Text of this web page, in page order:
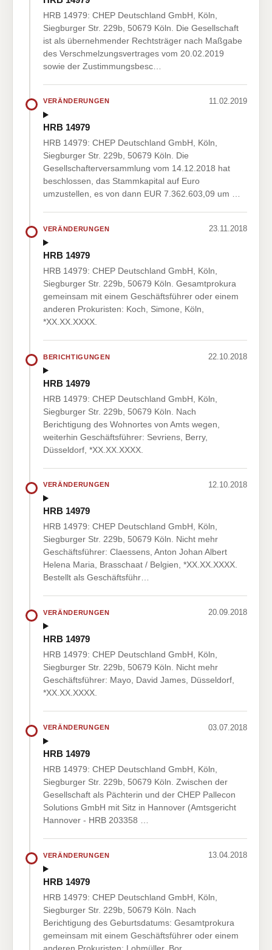
HRB 14979: CHEP Deutschland GmbH, Köln,
Siegburger Str. 229b, 50679 Köln. Die Gesellschaft
ist als übernehmender Rechtsträger nach Maßgabe
des Verschmelzungsvertrages vom 20.02.2019
sowie der Zustimmungsbesc…
VERÄNDERUNGEN 11.02.2019
HRB 14979
HRB 14979: CHEP Deutschland GmbH, Köln,
Siegburger Str. 229b, 50679 Köln. Die
Gesellschafterversammlung vom 14.12.2018 hat
beschlossen, das Stammkapital auf Euro
umzustellen, es von dann EUR 7.362.603,09 um …
VERÄNDERUNGEN 23.11.2018
HRB 14979
HRB 14979: CHEP Deutschland GmbH, Köln,
Siegburger Str. 229b, 50679 Köln. Gesamtprokura
gemeinsam mit einem Geschäftsführer oder einem
anderen Prokuristen: Koch, Simone, Köln,
*XX.XX.XXXX.
BERICHTIGUNGEN 22.10.2018
HRB 14979
HRB 14979: CHEP Deutschland GmbH, Köln,
Siegburger Str. 229b, 50679 Köln. Nach
Berichtigung des Wohnortes von Amts wegen,
weiterhin Geschäftsführer: Sevriens, Berry,
Düsseldorf, *XX.XX.XXXX.
VERÄNDERUNGEN 12.10.2018
HRB 14979
HRB 14979: CHEP Deutschland GmbH, Köln,
Siegburger Str. 229b, 50679 Köln. Nicht mehr
Geschäftsführer: Claessens, Anton Johan Albert
Helena Maria, Brasschaat / Belgien, *XX.XX.XXXX.
Bestellt als Geschäftsführ…
VERÄNDERUNGEN 20.09.2018
HRB 14979
HRB 14979: CHEP Deutschland GmbH, Köln,
Siegburger Str. 229b, 50679 Köln. Nicht mehr
Geschäftsführer: Mayo, David James, Düsseldorf,
*XX.XX.XXXX.
VERÄNDERUNGEN 03.07.2018
HRB 14979
HRB 14979: CHEP Deutschland GmbH, Köln,
Siegburger Str. 229b, 50679 Köln. Zwischen der
Gesellschaft als Pächterin und der CHEP Pallecon
Solutions GmbH mit Sitz in Hannover (Amtsgericht
Hannover - HRB 203358 …
VERÄNDERUNGEN 13.04.2018
HRB 14979
HRB 14979: CHEP Deutschland GmbH, Köln,
Siegburger Str. 229b, 50679 Köln. Nach
Berichtigung des Geburtsdatums: Gesamtprokura
gemeinsam mit einem Geschäftsführer oder einem
anderen Prokuristen: Lohmüller, Bor…